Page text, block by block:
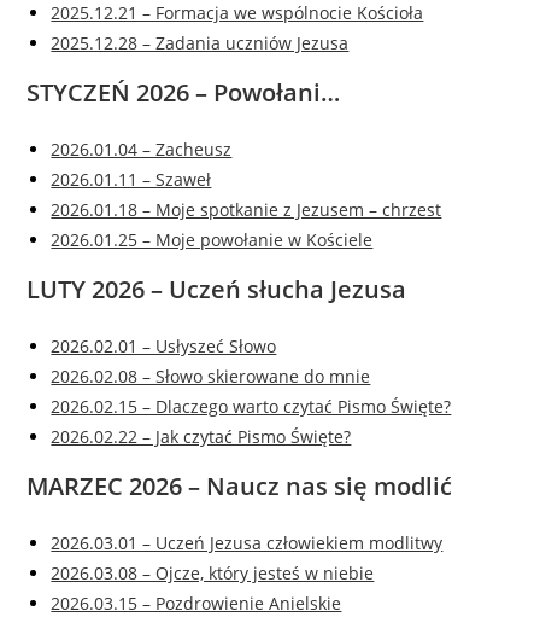
2025.12.21 – Formacja we wspólnocie Kościoła
2025.12.28 – Zadania uczniów Jezusa
STYCZEŃ 2026 – Powołani…
2026.01.04 – Zacheusz
2026.01.11 – Szaweł
2026.01.18 – Moje spotkanie z Jezusem – chrzest
2026.01.25 – Moje powołanie w Kościele
LUTY 2026 – Uczeń słucha Jezusa
2026.02.01 – Usłyszeć Słowo
2026.02.08 – Słowo skierowane do mnie
2026.02.15 – Dlaczego warto czytać Pismo Święte?
2026.02.22 – Jak czytać Pismo Święte?
MARZEC 2026 – Naucz nas się modlić
2026.03.01 – Uczeń Jezusa człowiekiem modlitwy
2026.03.08 – Ojcze, który jesteś w niebie
2026.03.15 – Pozdrowienie Anielskie